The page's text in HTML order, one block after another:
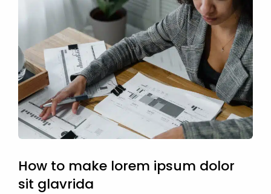
How to make lorem ipsum dolor
sit glavrida